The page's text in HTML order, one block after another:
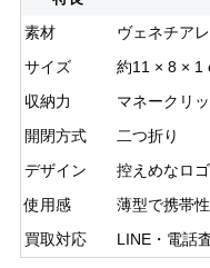
素材
ヴェネチア
サイズ
約11 × 8 × 1
収納力
マネークリ
開閉方式
二つ折り
デザイン
控えめなロ
使用感
薄型で携帯
買取対応
LINE・電話